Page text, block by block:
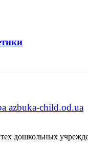
azbuka-child.od.ua
дошкольных